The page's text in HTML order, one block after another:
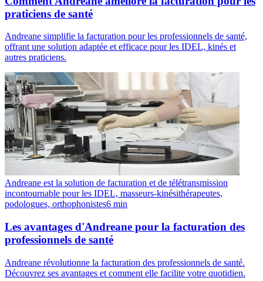
praticiens de santé
Andreane simplifie la facturation pour les professionnels de santé,
offrant une solution adaptée et efficace pour les IDEL, kinés et
autres praticiens.
Andreane est la solution de facturation et de télétransmission
incontournable pour les IDEL, masseurs-kinésithérapeutes,
podologues, orthophonistes6 min
Les avantages d'Andreane pour la facturation des
professionnels de santé
Andreane révolutionne la facturation des professionnels de santé.
Découvrez ses avantages et comment elle facilite votre quotidien.